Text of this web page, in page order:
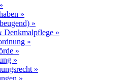
»
»
Denkmalpflege »
»
»
»
»
»